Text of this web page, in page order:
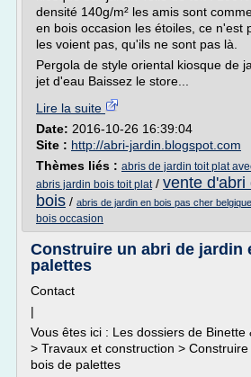
densité 140g/m² les amis sont
en bois occasion les étoiles, ce n'est
les voient pas, qu'ils ne sont pas là.
Pergola de style oriental kiosque de
jet d'eau Baissez le store...
Lire la suite
Date: 2016-10-26 16:39:04
Site : http://abri-jardin.blogspot.com
Thèmes liés : abris de jardin toit plat
abris jardin bois toit plat/ vente d'abri
bois / abris de jardin en bois pas cher belgique
bois occasion
Construire un abri de jardin
palettes
Contact
|
Vous êtes ici : Les dossiers de Binette
> Travaux et construction >
bois de palettes